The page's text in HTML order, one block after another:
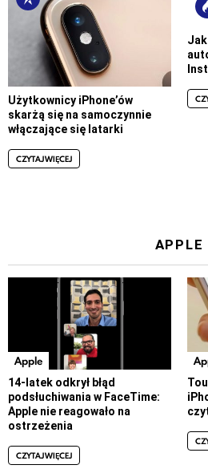
Użytkownicy iPhone’ów
skarżą się na samoczynnie
włączające się latarki
CZYTAJ WIĘCEJ
Jak
APPLE
Apple
14-latek odkrył błąd
podsłuchiwania w FaceTime:
Apple nie reagowało na
ostrzeżenia
CZYTAJ WIĘCEJ